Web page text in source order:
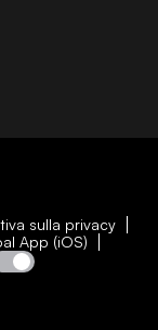
sulla privacy
App (iOS)